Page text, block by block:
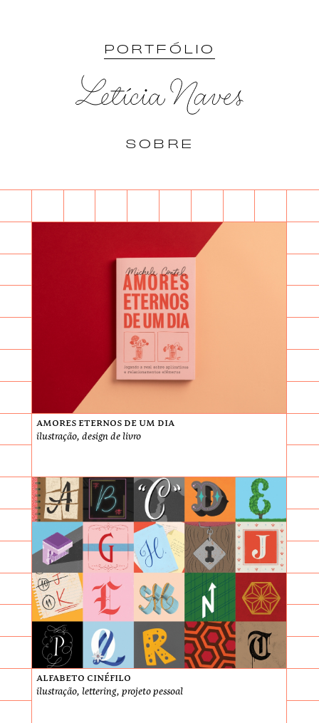
PORTFÓLIO
SOBRE
Amores Eternos de Um Dia
ilustração, design de livro
Alfabeto cinéfilo
ilustração, lettering, projeto pessoal